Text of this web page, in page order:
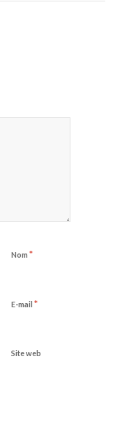
Nom *
E-mail *
Site web